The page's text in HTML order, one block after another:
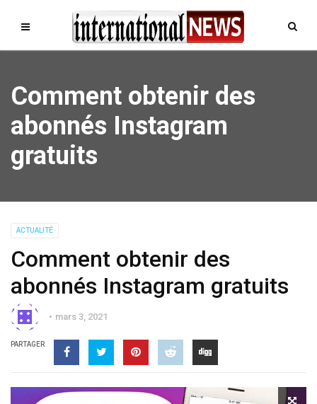
Comment obtenir des
abonnés Instagram
gratuits
ACTUALITÉ
Comment obtenir des
abonnés Instagram gratuits
mars 3, 2021
PARTAGER